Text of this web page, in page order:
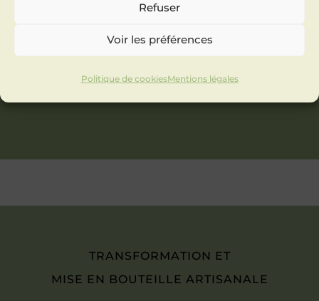
Refuser
Voir les préférences
Politique de cookiesMentions légales
TRANSFORMATION ET
MISE EN BOUTEILLE ARTISANALE